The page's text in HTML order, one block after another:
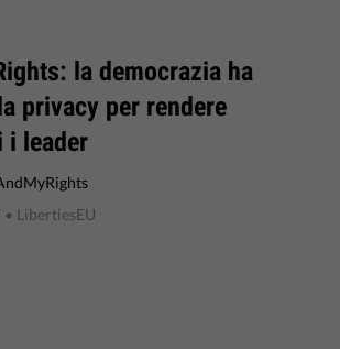
la democrazia ha
privacy per rendere
i leader
• LibertiesEU